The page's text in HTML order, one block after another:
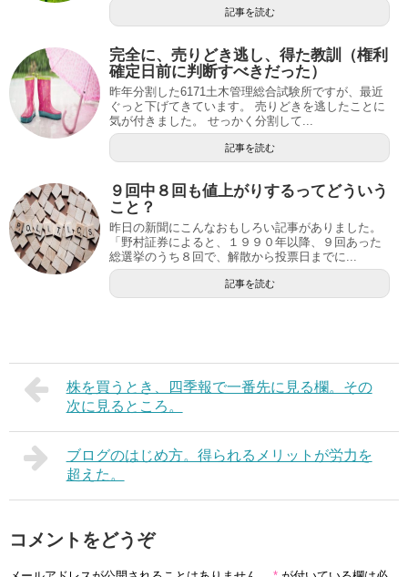
記事を読む
完全に、売りどき逃し、得た教訓（権利
確定日前に判断すべきだった）
昨年分割した6171土木管理総合試験所ですが、最近
ぐっと下げてきています。 売りどきを逃したことに
気が付きました。 せっかく分割して...
記事を読む
９回中８回も値上がりするってどういう
こと？
昨日の新聞にこんなおもしろい記事がありました。
「野村証券によると、１９９０年以降、９回あった
総選挙のうち８回で、解散から投票日までに...
記事を読む
株を買うとき、四季報で一番先に見る欄。その
次に見るところ。
ブログのはじめ方。得られるメリットが労力を
超えた。
コメントをどうぞ